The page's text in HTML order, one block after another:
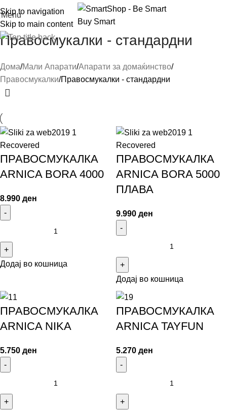
Skip to navigation
Skip to main content
Menu
Правосмукалки - стандардни
Дома Мали Апарати Апарати за домаќинство
Правосмукалки Правосмукалки - стандардни
ПРАВОСМУКАЛКА
ARNICA BORA 4000
8.990 ден
Додај во кошница
ПРАВОСМУКАЛКА
ARNICA BORA 5000
ПЛАВА
9.990 ден
Додај во кошница
ПРАВОСМУКАЛКА
ARNICA NIKA
5.750 ден
ПРАВОСМУКАЛКА
ARNICA TAYFUN
5.270 ден